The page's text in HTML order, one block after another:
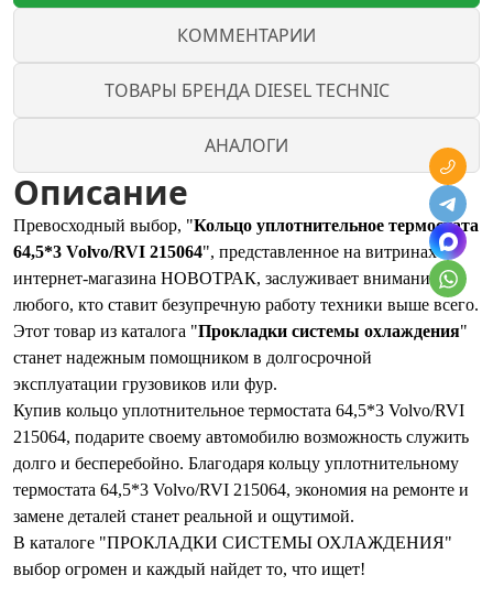
КОММЕНТАРИИ
ТОВАРЫ БРЕНДА DIESEL TECHNIC
АНАЛОГИ
Описание
Превосходный выбор, "Кольцо уплотнительное термостата
64,5*3 Volvo/RVI 215064", представленное на витринах
интернет-магазина НОВОТРАК, заслуживает внимания
любого, кто ставит безупречную работу техники выше всего.
Этот товар из каталога "Прокладки системы охлаждения"
станет надежным помощником в долгосрочной
эксплуатации грузовиков или фур.
Купив кольцо уплотнительное термостата 64,5*3 Volvo/RVI
215064, подарите своему автомобилю возможность служить
долго и бесперебойно. Благодаря кольцу уплотнительному
термостата 64,5*3 Volvo/RVI 215064, экономия на ремонте и
замене деталей станет реальной и ощутимой.
В каталоге "ПРОКЛАДКИ СИСТЕМЫ ОХЛАЖДЕНИЯ"
выбор огромен и каждый найдет то, что ищет!